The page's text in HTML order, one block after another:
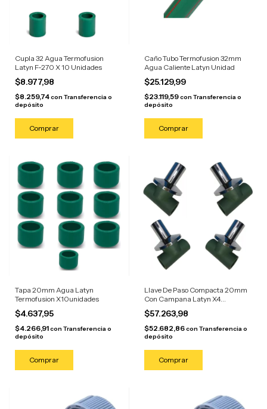
Cupla 32 Agua Termofusion
Latyn F-270 X 10 Unidades
$8.977,98
$8.259,74con Transferencia o
depósito
Caño Tubo Termofusion 32mm
Agua Caliente Latyn Unidad
$25.129,99
$23.119,59con Transferencia o
depósito
Tapa 20mm Agua Latyn
Termofusion X10unidades
$4.637,95
$4.266,91con Transferencia o
depósito
Llave De Paso Compacta 20mm
Con Campana Latyn X4
Unidades
$57.263,98
$52.682,86con Transferencia o
depósito